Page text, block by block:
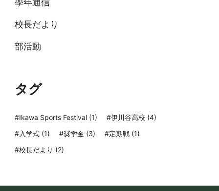
學年通信
校長だより
部活動
タグ
#Ikawa Sports Festival (1) #伊川谷高校 (4)
#入学式 (1) #奨学金 (3) #定期戦 (1)
#校長だより (2)